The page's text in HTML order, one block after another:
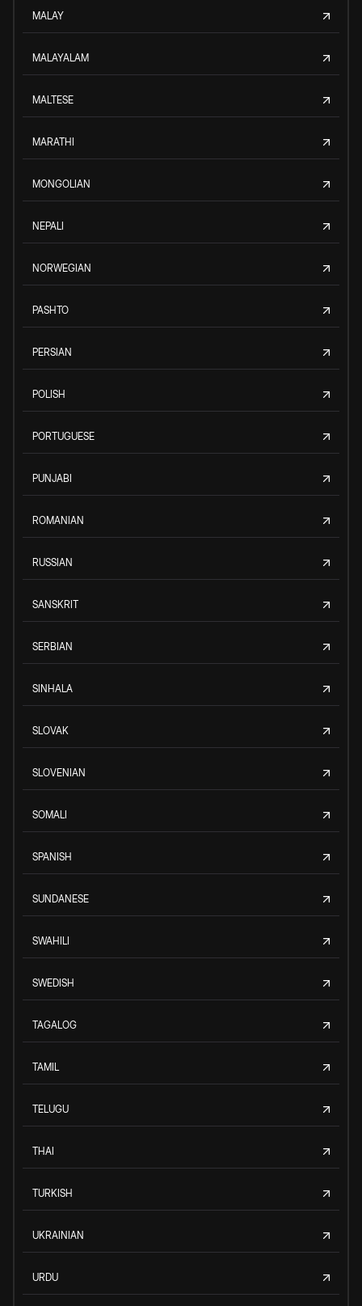
MALAY
MALAYALAM
MALTESE
MARATHI
MONGOLIAN
NEPALI
NORWEGIAN
PASHTO
PERSIAN
POLISH
PORTUGUESE
PUNJABI
ROMANIAN
RUSSIAN
SANSKRIT
SERBIAN
SINHALA
SLOVAK
SLOVENIAN
SOMALI
SPANISH
SUNDANESE
SWAHILI
SWEDISH
TAGALOG
TAMIL
TELUGU
THAI
TURKISH
UKRAINIAN
URDU